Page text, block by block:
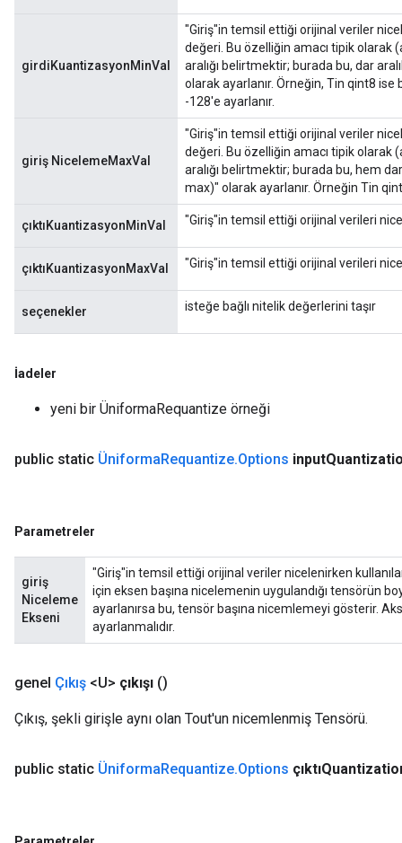
girdiKuantizasyonMinVal
"Giriş"in temsil ettiği orijinal veriler
değeri. Bu özelliğin amacı tipik olarak
aralığı belirtmektir; burada bu, dar
olarak ayarlanır. Örneğin, Tin qint8
-128'e ayarlanır.
giriş NicelemeMaxVal
"Giriş"in temsil ettiği orijinal veriler
değeri. Bu özelliğin amacı tipik olarak
aralığı belirtmektir; burada bu, hem
max)" olarak ayarlanır. Örneğin Tin
çıktıKuantizasyonMinVal "Giriş"in temsil ettiği orijinal verileri
çıktıKuantizasyonMaxVal "Giriş"in temsil ettiği orijinal verileri
seçenekler isteğe bağlı nitelik değerlerini taşır
İadeler
yeni bir ÜniformaRequantize örneği
public static ÜniformaRequantize.Options input
Parametreler
giriş
Niceleme
Ekseni
"Giriş"in temsil ettiği orijinal veriler nicelenirken
için eksen başına nicelemenin uygulandığı tensörün
ayarlanırsa bu, tensör başına nicemlemeyi gösterir.
ayarlanmalıdır.
genel Çıkış <U> çıkışı ()
Çıkış, şekli girişle aynı olan Tout'un nicemlenmiş Tensörü.
public static ÜniformaRequantize.Options